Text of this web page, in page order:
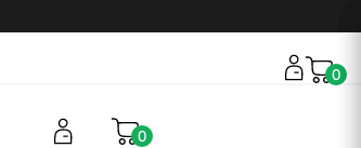
0
0